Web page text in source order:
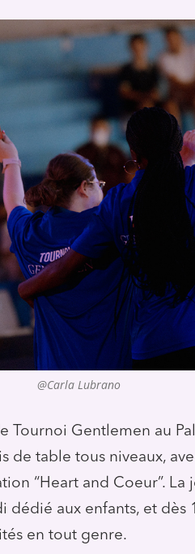
@Carla Lubrano
Tournoi Gentlemen au
de table tous niveaux,
“Heart and Coeur”. La
dédié aux enfants, et dès
en tout genre.